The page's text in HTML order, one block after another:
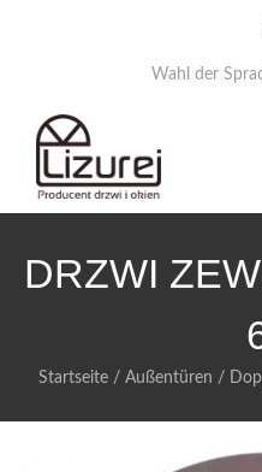
Wahl der
DRZWI
Startseite/ Außentüren /